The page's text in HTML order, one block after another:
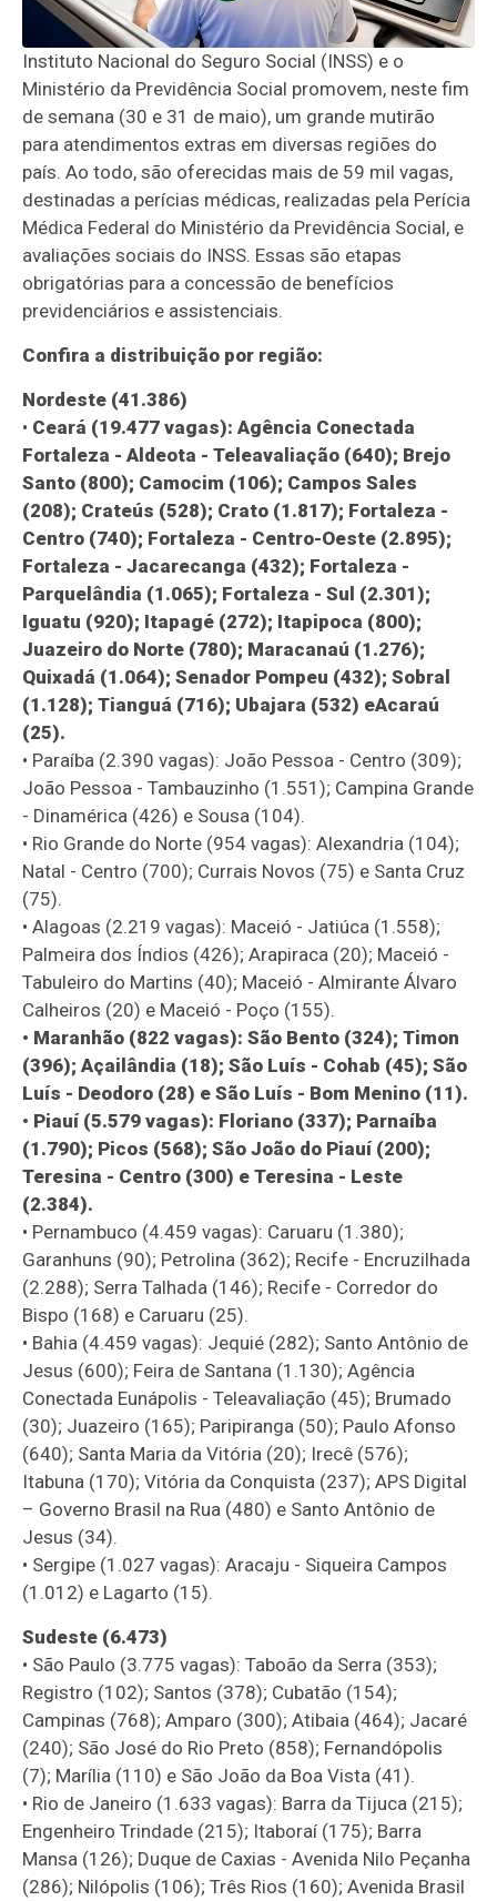
Instituto Nacional do Seguro Social (INSS) e o
Ministério da Previdência Social promovem, neste fim
de semana (30 e 31 de maio), um grande mutirão
para atendimentos extras em diversas regiões do
país. Ao todo, são oferecidas mais de 59 mil vagas,
destinadas a perícias médicas, realizadas pela Perícia
Médica Federal do Ministério da Previdência Social, e
avaliações sociais do INSS. Essas são etapas
obrigatórias para a concessão de benefícios
previdenciários e assistenciais.
Confira a distribuição por região:
Nordeste (41.386)
• Ceará (19.477 vagas): Agência Conectada
Fortaleza - Aldeota - Teleavaliação (640); Brejo
Santo (800); Camocim (106); Campos Sales
(208); Crateús (528); Crato (1.817); Fortaleza -
Centro (740); Fortaleza - Centro-Oeste (2.895);
Fortaleza - Jacarecanga (432); Fortaleza -
Parquelândia (1.065); Fortaleza - Sul (2.301);
Iguatu (920); Itapagé (272); Itapipoca (800);
Juazeiro do Norte (780); Maracanaú (1.276);
Quixadá (1.064); Senador Pompeu (432); Sobral
(1.128); Tianguá (716); Ubajara (532) eAcaraú
(25).
• Paraíba (2.390 vagas): João Pessoa - Centro (309);
João Pessoa - Tambauzinho (1.551); Campina Grande
- Dinamérica (426) e Sousa (104).
• Rio Grande do Norte (954 vagas): Alexandria (104);
Natal - Centro (700); Currais Novos (75) e Santa Cruz
(75).
• Alagoas (2.219 vagas): Maceió - Jatiúca (1.558);
Palmeira dos Índios (426); Arapiraca (20); Maceió -
Tabuleiro do Martins (40); Maceió - Almirante Álvaro
Calheiros (20) e Maceió - Poço (155).
• Maranhão (822 vagas): São Bento (324); Timon
(396); Açailândia (18); São Luís - Cohab (45); São
Luís - Deodoro (28) e São Luís - Bom Menino (11).
• Piauí (5.579 vagas): Floriano (337); Parnaíba
(1.790); Picos (568); São João do Piauí (200);
Teresina - Centro (300) e Teresina - Leste
(2.384).
• Pernambuco (4.459 vagas): Caruaru (1.380);
Garanhuns (90); Petrolina (362); Recife - Encruzilhada
(2.288); Serra Talhada (146); Recife - Corredor do
Bispo (168) e Caruaru (25).
• Bahia (4.459 vagas): Jequié (282); Santo Antônio de
Jesus (600); Feira de Santana (1.130); Agência
Conectada Eunápolis - Teleavaliação (45); Brumado
(30); Juazeiro (165); Paripiranga (50); Paulo Afonso
(640); Santa Maria da Vitória (20); Irecê (576);
Itabuna (170); Vitória da Conquista (237); APS Digital
– Governo Brasil na Rua (480) e Santo Antônio de
Jesus (34).
• Sergipe (1.027 vagas): Aracaju - Siqueira Campos
(1.012) e Lagarto (15).
Sudeste (6.473)
• São Paulo (3.775 vagas): Taboão da Serra (353);
Registro (102); Santos (378); Cubatão (154);
Campinas (768); Amparo (300); Atibaia (464); Jacaré
(240); São José do Rio Preto (858); Fernandópolis
(7); Marília (110) e São João da Boa Vista (41).
• Rio de Janeiro (1.633 vagas): Barra da Tijuca (215);
Engenheiro Trindade (215); Itaboraí (175); Barra
Mansa (126); Duque de Caxias - Avenida Nilo Peçanha
(286); Nilópolis (106); Três Rios (160); Avenida Brasil